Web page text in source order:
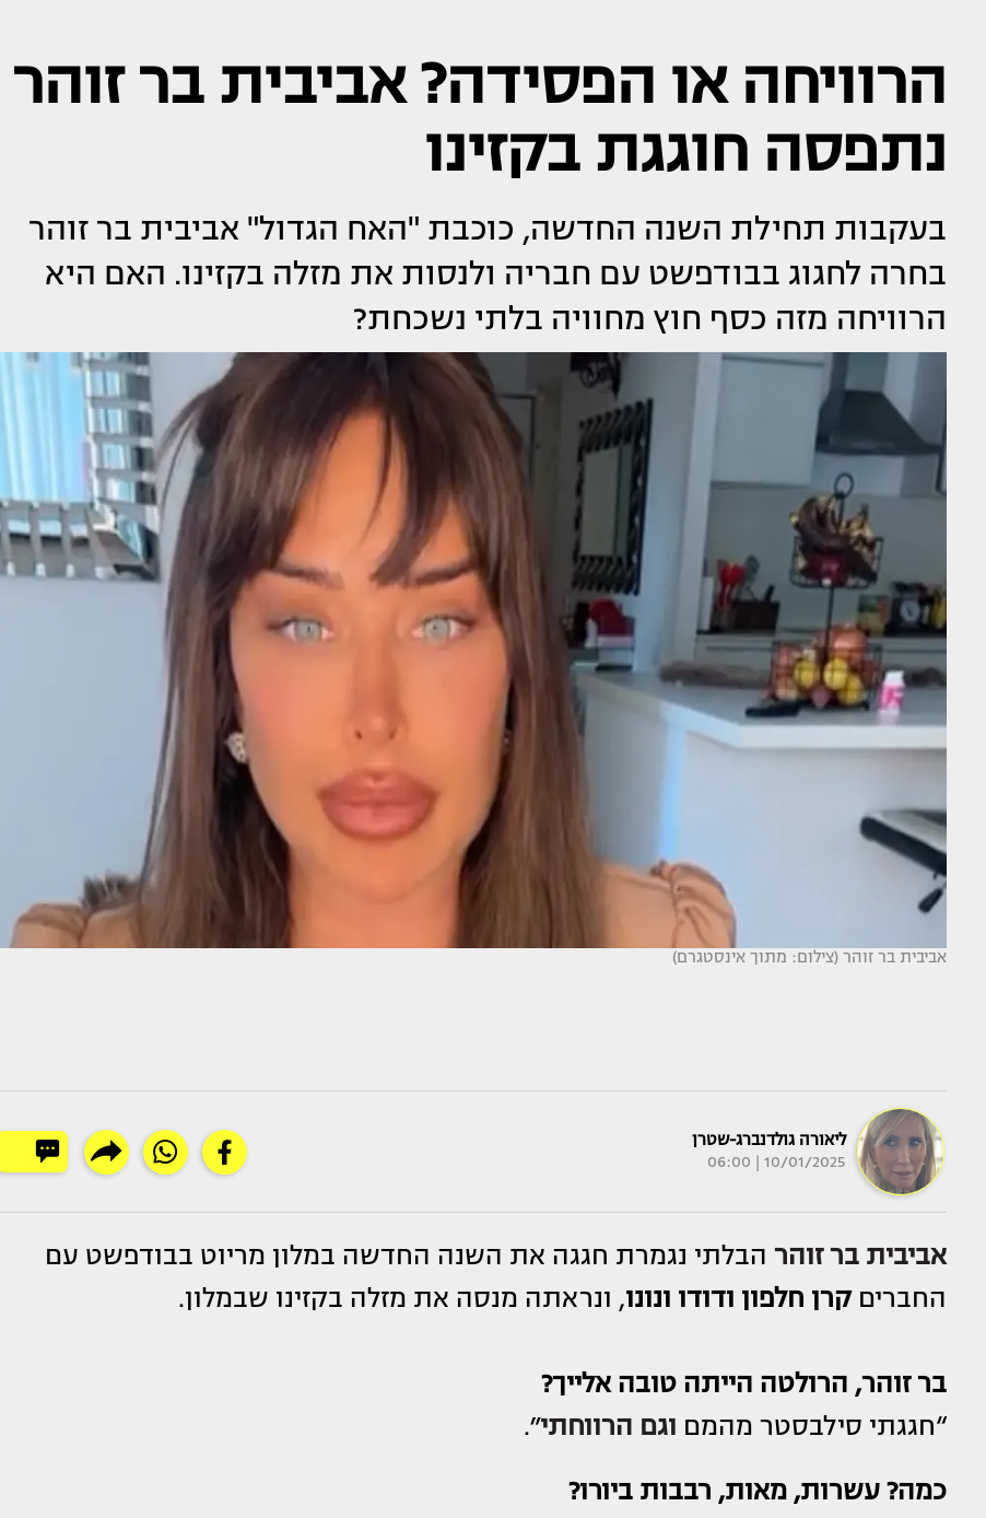
הרוויחה או הפסידה? אביבית בר זוהר
נתפסה חוגגת בקזינו
בעקבות תחילת השנה החדשה, כוכבת "האח הגדול" אביבית בר זוהר
בחרה לחגוג בבודפשט עם חבריה ולנסות את מזלה בקזינו. האם היא
הרוויחה מזה כסף חוץ מחוויה בלתי נשכחת?
אביבית בר זוהר (צילום: מתוך אינסטגרם)
ליאורה גולדנברג-שטרן
10/01/2025 | 06:00
אביבית בר זוהר הבלתי נגמרת חגגה את השנה החדשה במלון מריוט בבודפשט עם
החבריםקרן חלפון ודודו ונונו, ונראתה מנסה את מזלה בקזינו שבמלון.
בר זוהר, הרולטה הייתה טובה אלייך?
“חגגתי סילבסטר מהמם וגם הרווחתי״.
כמה? עשרות, מאות, רבבות ביורו?